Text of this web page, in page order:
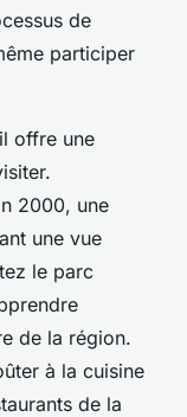
de
participer
offre une
2000, une
une vue
le parc
de la région.
à la cuisine
de la